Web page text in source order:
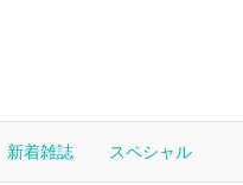
新着雑誌 スペシャル